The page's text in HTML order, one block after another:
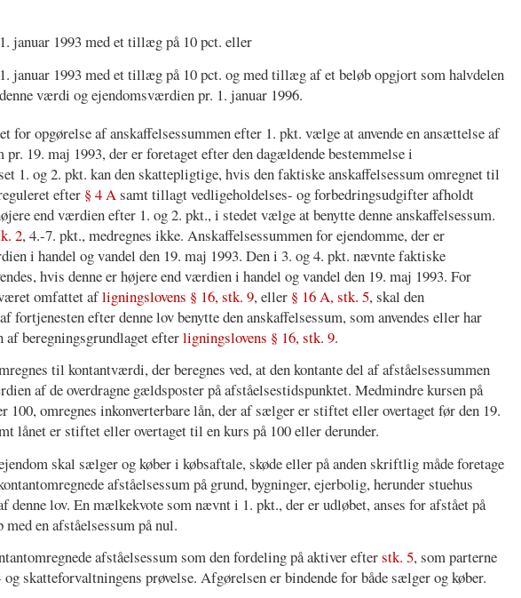
januar 1993 med et tillæg på 10 pct. eller
januar 1993 med et tillæg på 10 pct. og med tillæg af et beløb opgjort som halvdelen
værdi og ejendomsværdien pr. 1. januar 1996.
for opgørelse af anskaffelsessummen efter 1. pkt. vælge at anvende en ansættelse af
19. maj 1993, der er foretaget efter den dagældende bestemmelse i
1. og 2. pkt. kan den skattepligtige, hvis den faktiske anskaffelsessum omregnet til
efter § 4 Asamt tillagt vedligeholdelses- og forbedringsudgifter afholdt
end værdien efter 1. og 2. pkt., i stedet vælge at benytte denne anskaffelsessum.
2, 4.-7. pkt., medregnes ikke. Anskaffelsessummen for ejendomme, der er
i handel og vandel den 19. maj 1993. Den i 3. og 4. pkt. nævnte faktiske
hvis denne er højere end værdien i handel og vandel den 19. maj 1993. For
omfattet afligningslovens § 16, stk. 9, eller § 16 A, stk. 5, skal den
fortjenesten efter denne lov benytte den anskaffelsessum, som anvendes eller har
af beregningsgrundlaget efterligningslovens § 16, stk. 9.
til kontantværdi, der beregnes ved, at den kontante del af afståelsessummen
af de overdragne gældsposter på afståelsestidspunktet. Medmindre kursen på
100, omregnes inkonverterbare lån, der af sælger er stiftet eller overtaget før den 19.
lånet er stiftet eller overtaget til en kurs på 100 eller derunder.
skal sælger og køber i købsaftale, skøde eller på anden skriftlig måde foretage
afståelsessum på grund, bygninger, ejerbolig, herunder stuehus
denne lov. En mælkekvote som nævnt i 1. pkt., der er udløbet, anses for afstået på
en afståelsessum på nul.
afståelsessum som den fordeling på aktiver efterstk. 5, som parterne
skatteforvaltningens prøvelse. Afgørelsen er bindende for både sælger og køber.